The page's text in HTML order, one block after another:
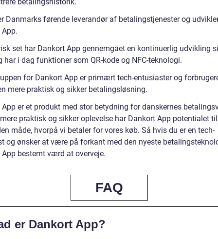
betalingshistorik.
Danmarks førende leverandør af betalingstjenester og
set har Dankort App gennemgået en kontinuerlig udvikling
har i dag funktioner som QR-kode og NFC-teknologi.
for Dankort App er primært tech-entusiaster og
mere praktisk og sikker betalingsløsning.
er et produkt med stor betydning for danskernes
praktisk og sikker oplevelse har Dankort App potentialet
måde, hvorpå vi betaler for vores køb. Så hvis du er en tech-
og ønsker at være på forkant med den nyeste
bestemt værd at overveje.
FAQ
er Dankort App?